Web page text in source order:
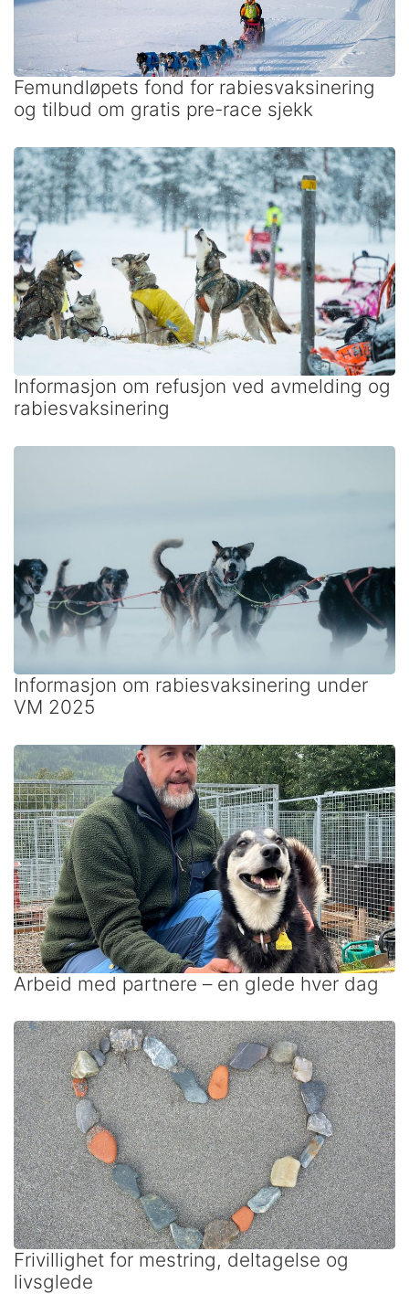
Femundløpets fond for rabiesvaksinering
og tilbud om gratis pre-race sjekk
Informasjon om refusjon ved avmelding og
rabiesvaksinering
Informasjon om rabiesvaksinering under
VM 2025
Arbeid med partnere – en glede hver dag
Frivillighet for mestring, deltagelse og
livsglede